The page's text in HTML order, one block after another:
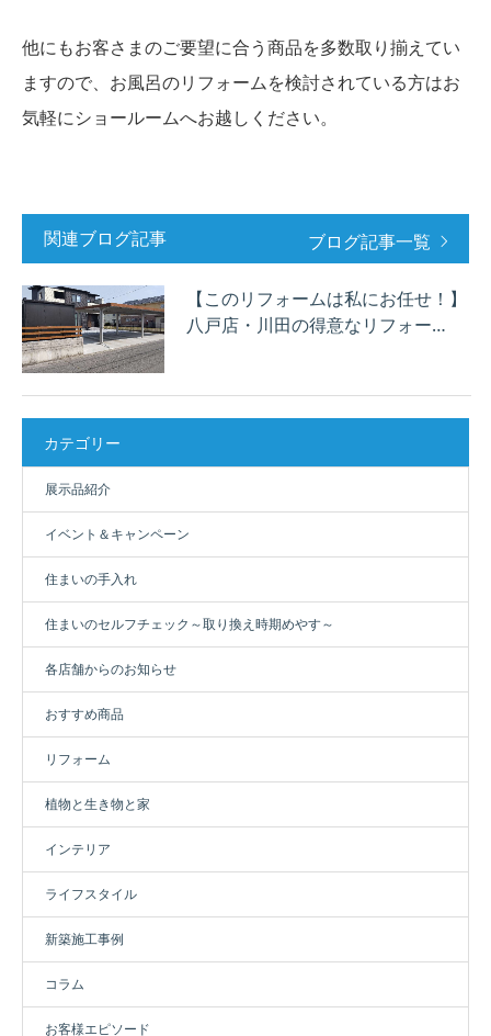
他にもお客さまのご要望に合う商品を多数取り揃えてい
ますので、お風呂のリフォームを検討されている方はお
気軽にショールームへお越しください。
関連ブログ記事 ブログ記事一覧
【このリフォームは私にお任せ！】
八戸店・川田の得意なリフォー…
カテゴリー
展示品紹介
イベント＆キャンペーン
住まいの手入れ
住まいのセルフチェック～取り換え時期めやす～
各店舗からのお知らせ
おすすめ商品
リフォーム
植物と生き物と家
インテリア
ライフスタイル
新築施工事例
コラム
お客様エピソード